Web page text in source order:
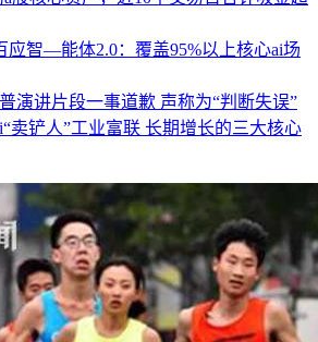
应智—能体2.0：覆盖95%以上核心ai场
演讲片段一事道歉 声称为“判断失误”
卖铲人”工业富联 长期增长的三大核心